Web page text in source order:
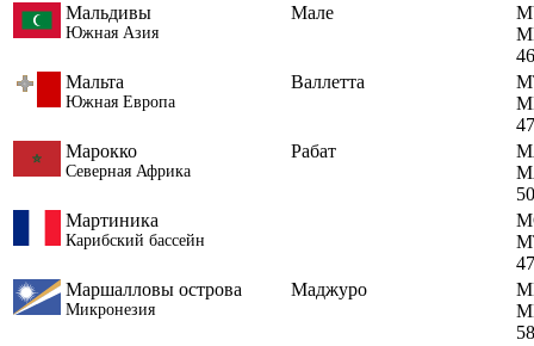
Мальдивы
Южная Азия
Мале
Мальта
Южная Европа
Валлетта
Марокко
Северная Африка
Рабат
Мартиника
Карибский бассейн
Маршалловы острова
Микронезия
Маджуро